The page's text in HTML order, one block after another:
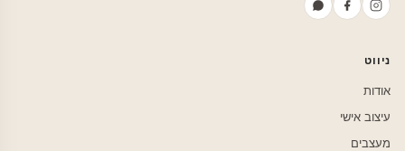
ניווט
אודות
עיצוב אישי
מעצבים